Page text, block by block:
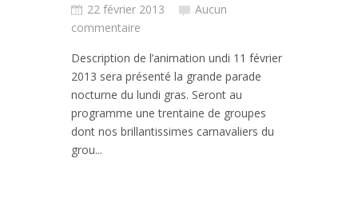
22 février 2013
Aucun
commentaire
Description de l’animation undi 11 février
2013 sera présenté la grande parade
nocturne du lundi gras. Seront au
programme une trentaine de groupes
dont nos brillantissimes carnavaliers du
grou...